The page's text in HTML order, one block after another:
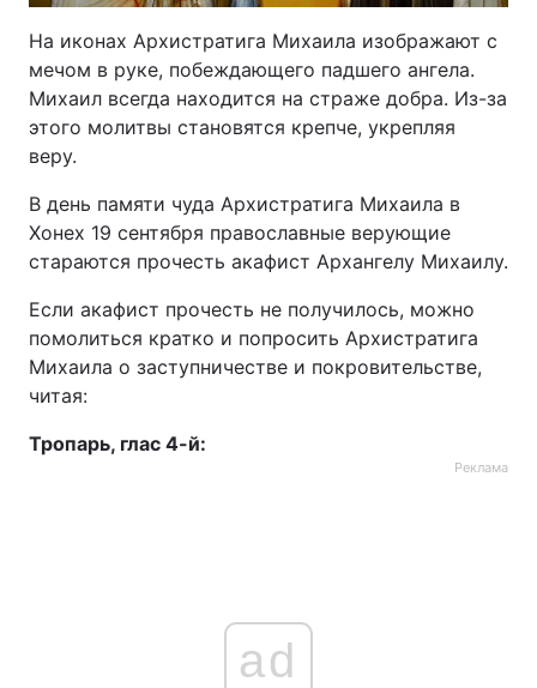
На иконах Архистратига Михаила изображают с
мечом в руке, побеждающего падшего ангела.
Михаил всегда находится на страже добра. Из-за
этого молитвы становятся крепче, укрепляя
веру.
В день памяти чуда Архистратига Михаила в
Хонех 19 сентября православные верующие
стараются прочесть акафист Архангелу Михаилу.
Если акафист прочесть не получилось, можно
помолиться кратко и попросить Архистратига
Михаила о заступничестве и покровительстве,
читая:
Тропарь, глас 4-й:
Реклама
ad